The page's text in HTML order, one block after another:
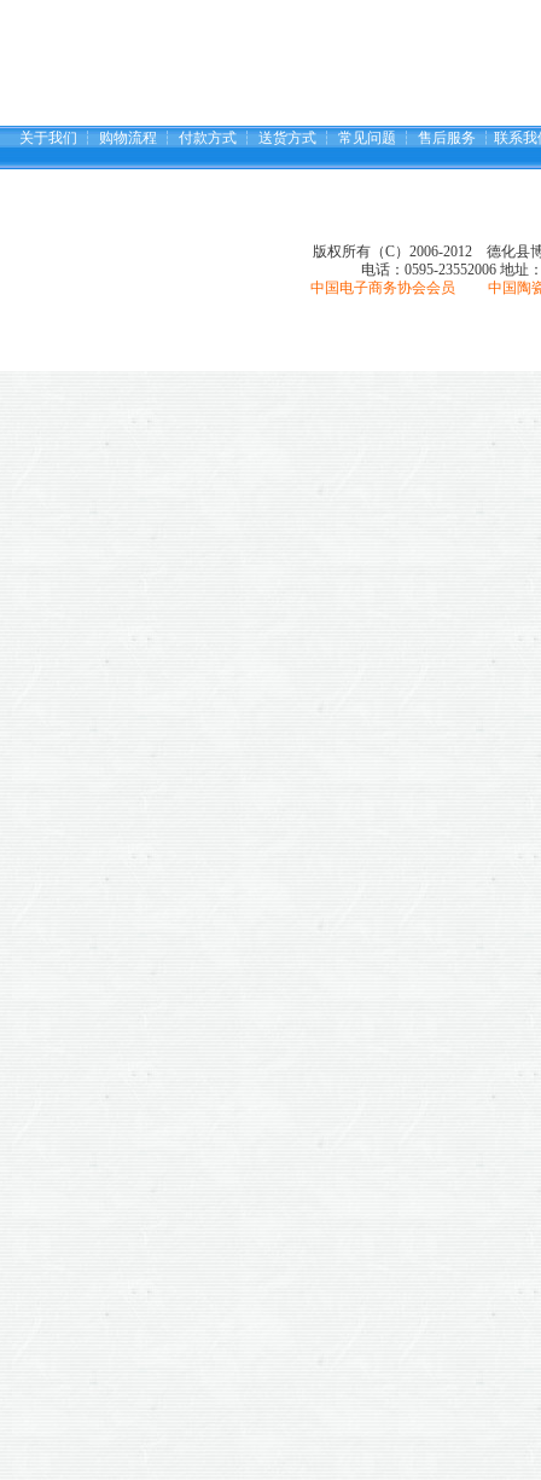
关于我们 ┆ 购物流程 ┆ 付款方式 ┆ 送货方式 ┆ 常见问题 ┆ 售后服务 ┆ 联系我
版权所有（C）2006-2012 德化县
电话：0595-23552006 地址
中国电子商务协会会员 中国陶